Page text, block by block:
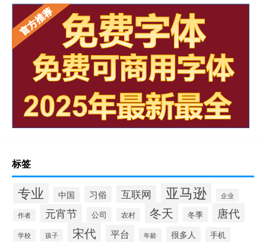
标签
专业 中国 习俗 互联网 亚马逊 企业
作者 元宵节 公司 农村 冬天 冬季 唐代
学校 孩子 宋代 平台 年龄 很多人 手机